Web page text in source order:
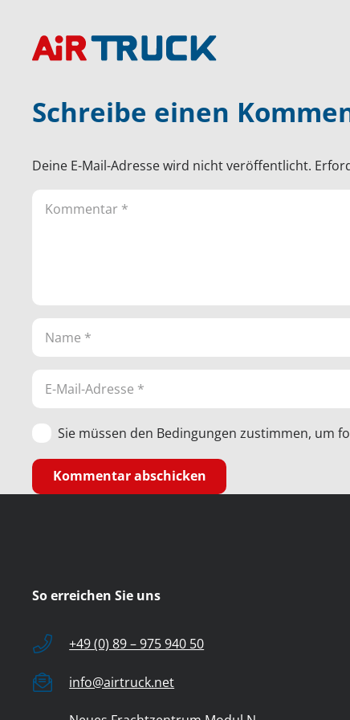
Schreibe einen
Deine E-Mail-Adresse wird nicht veröffentlicht.
Sie müssen den Bedingungen zustimmen, um
Kommentar abschicken
So erreichen Sie uns
+49 (0) 89 – 975 940 50
info@airtruck.net